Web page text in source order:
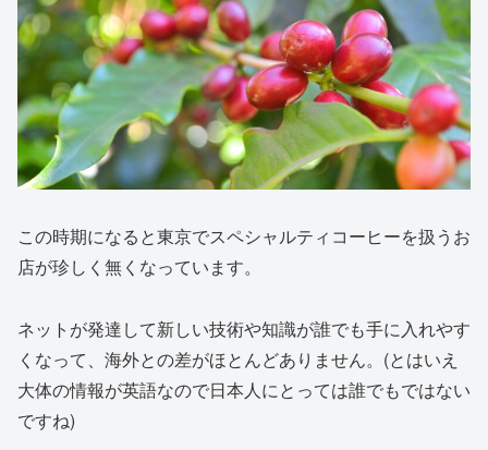
この時期になると東京でスペシャルティコーヒーを扱うお
店が珍しく無くなっています。
ネットが発達して新しい技術や知識が誰でも手に入れやす
くなって、海外との差がほとんどありません。(とはいえ
大体の情報が英語なので日本人にとっては誰でもではない
ですね)